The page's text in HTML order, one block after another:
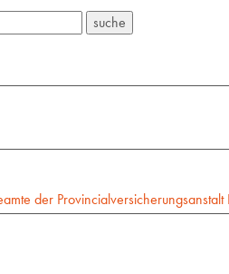
der Provincialversicherungsanstalt